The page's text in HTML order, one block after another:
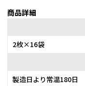
商品詳細
2枚×16袋
製造日より常温180日